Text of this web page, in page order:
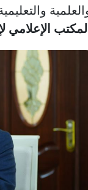
الإعلامي